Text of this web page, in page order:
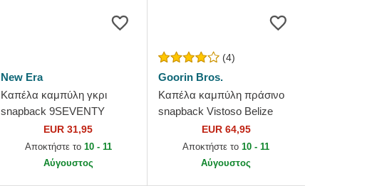
New Era
Καπέλα καμπύλη γκρι
snapback 9SEVENTY
Stretch Snap Color Pack
από Los Angeles Dodgers
MLB από New...
EUR 31,95
Αποκτήστε το 10 - 11
Αύγουστος
(4)
Goorin Bros.
Καπέλα καμπύλη πράσινο
snapback Vistoso Belize
Toucan The Farm Goorin
EUR 64,95
Αποκτήστε το10 - 11
Αύγουστος